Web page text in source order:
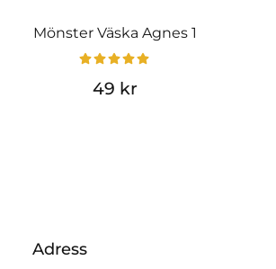
Mönster Väska Agnes 1
49 kr
Adress